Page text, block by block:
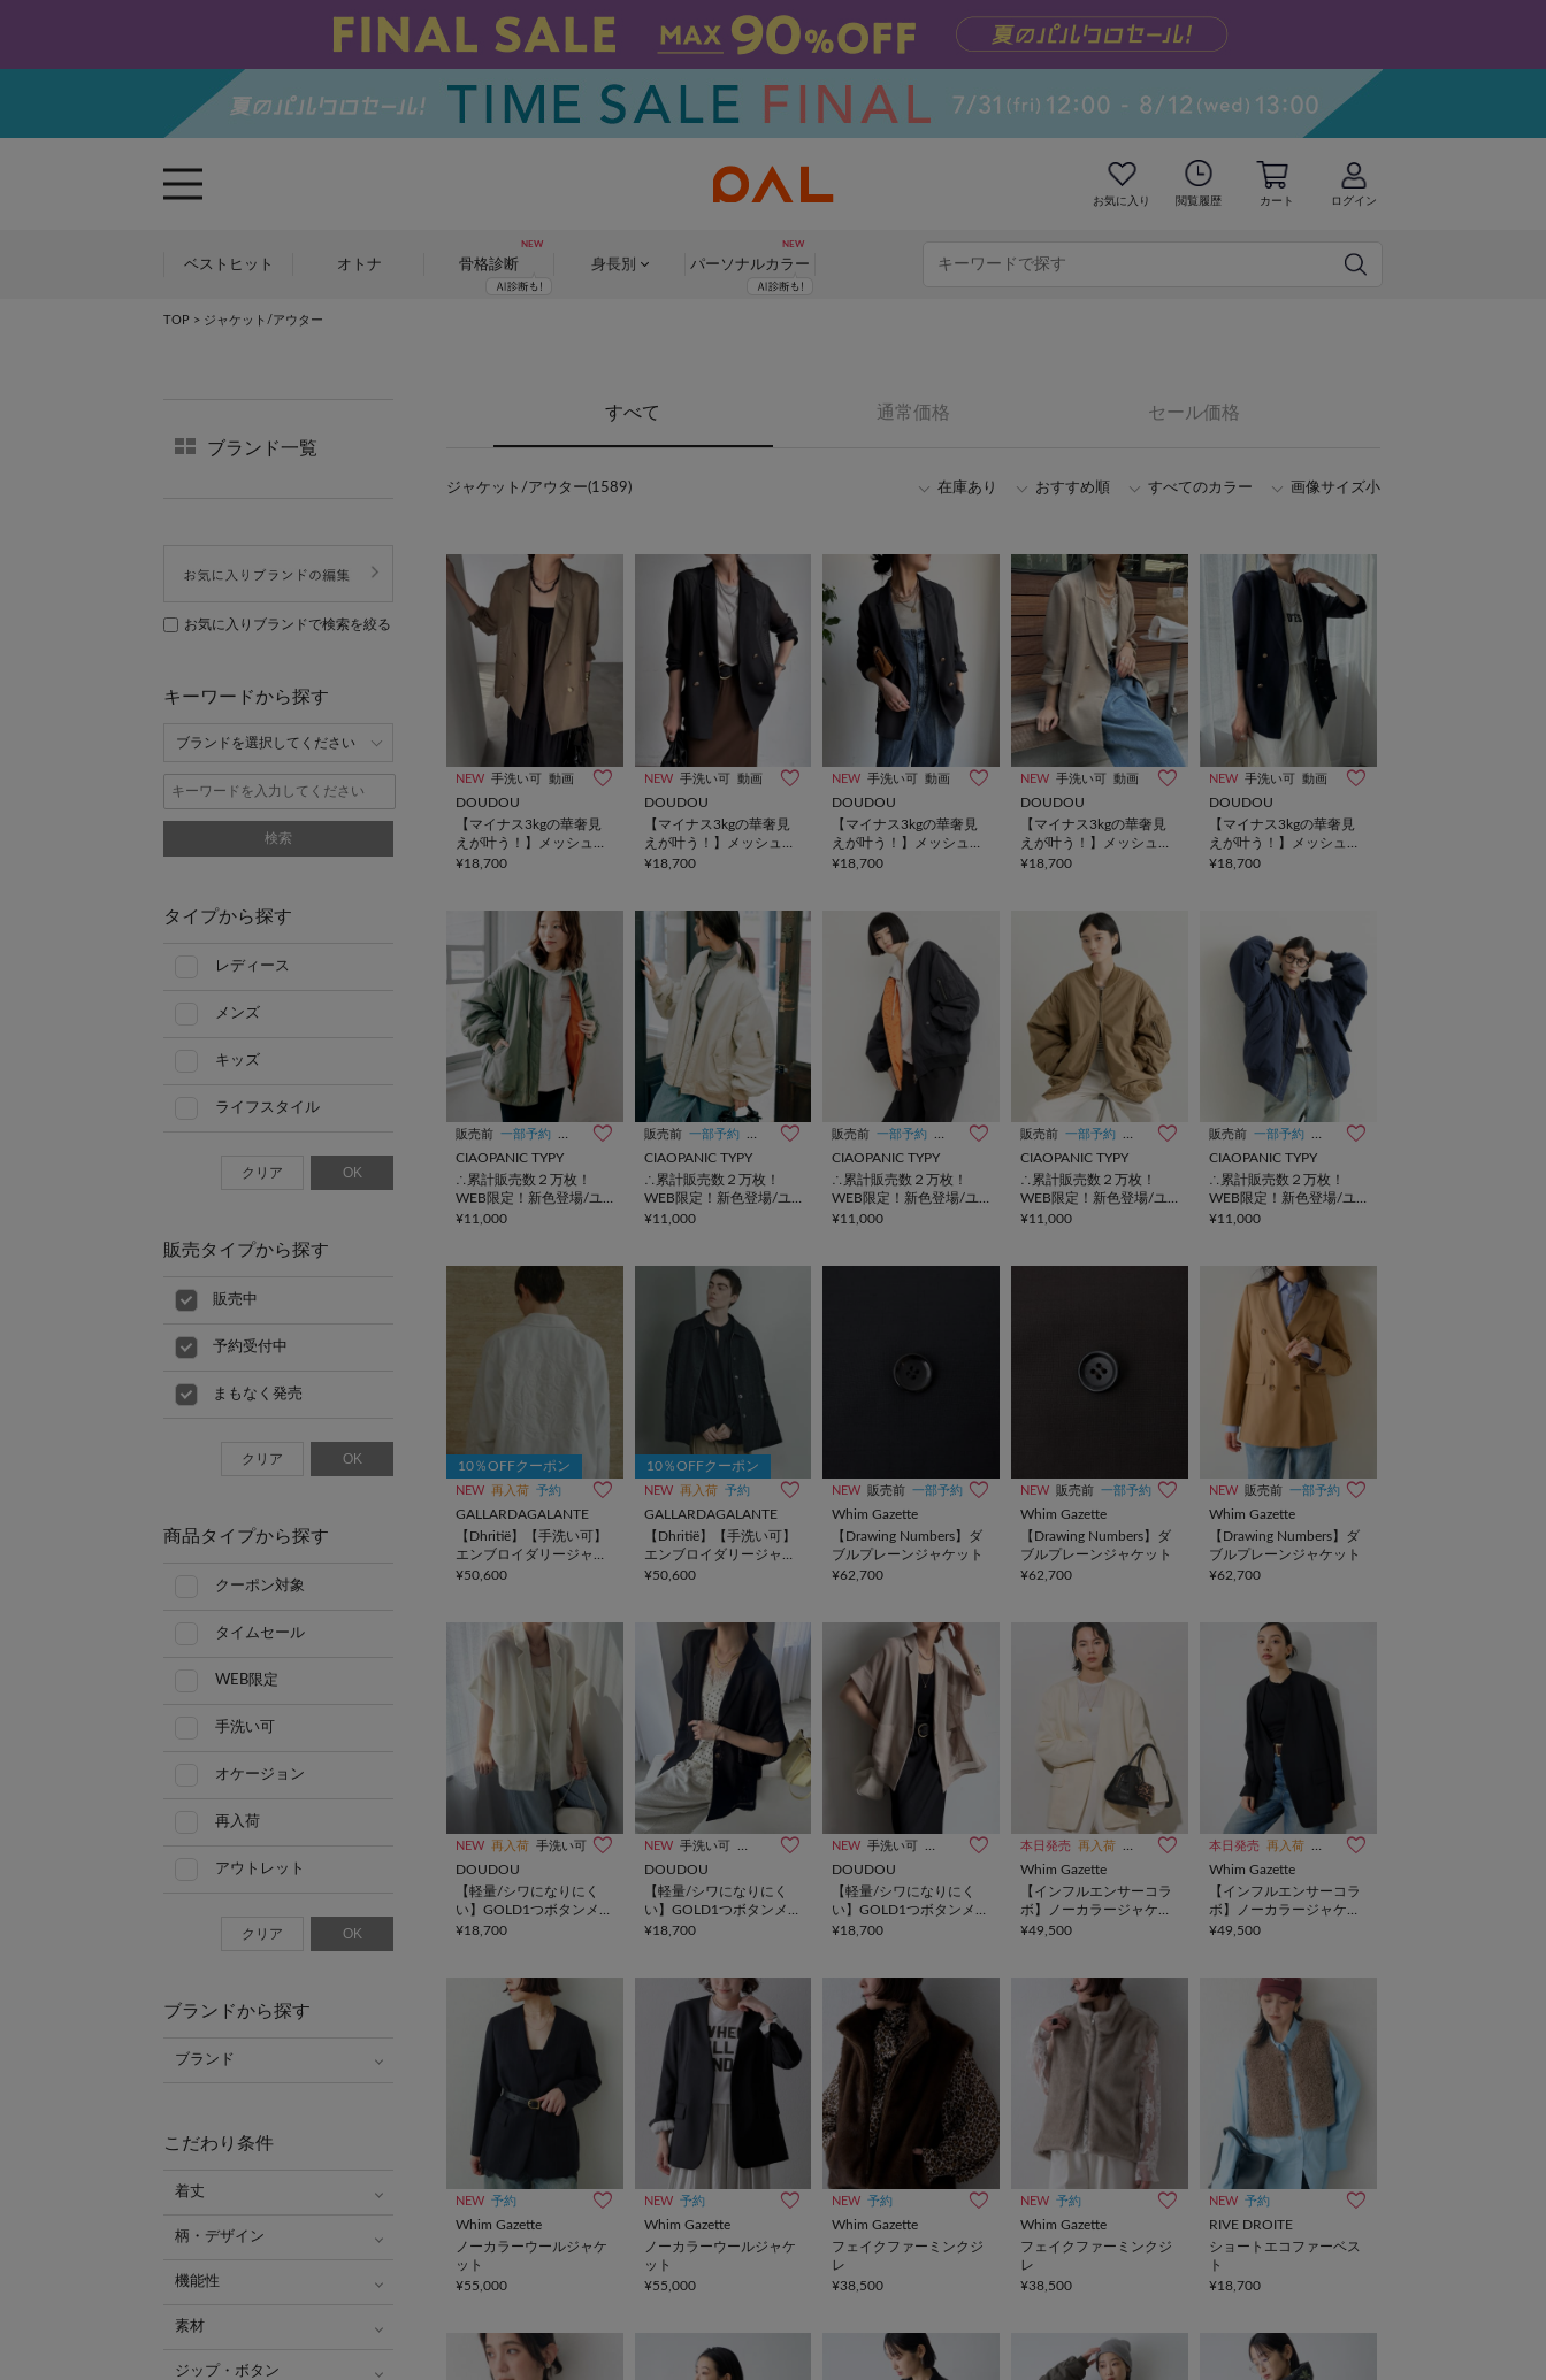
お気に入り 閲覧履歴 カート ログイン
ベストヒット オトナ 骨格診断 身長別 パーソナルカラー
TOP > ジャケット/アウター
すべて 通常価格 セール価格
ジャケット/アウター(1589) 在庫あり おすすめ順 すべてのカラー 画像サイズ小
NEW 手洗い可 動画
DOUDOU
【マイナス3kgの華奢見
えが叶う！】メッシュダ
ブルジャケット
¥18,700
NEW 手洗い可 動画
DOUDOU
【マイナス3kgの華奢見
えが叶う！】メッシュダ
ブルジャケット
¥18,700
NEW 手洗い可 動画
DOUDOU
【マイナス3kgの華奢見
えが叶う！】メッシュダ
ブルジャケット
¥18,700
NEW 手洗い可 動画
DOUDOU
【マイナス3kgの華奢見
えが叶う！】メッシュダ
ブルジャケット
¥18,700
NEW 手洗い可 動画
DOUDOU
【マイナス3kgの華奢見
えが叶う！】メッシュダ
ブルジャケット
¥18,700
販売前 一部予約 UNISEX
CIAOPANIC TYPY
∴累計販売数２万枚！
WEB限定！新色登場/ユ
ニセックスボリュームス
¥11,000
販売前 一部予約 UNISEX
CIAOPANIC TYPY
∴累計販売数２万枚！
WEB限定！新色登場/ユ
ニセックスボリュームス
¥11,000
販売前 一部予約 UNISEX
CIAOPANIC TYPY
∴累計販売数２万枚！
WEB限定！新色登場/ユ
ニセックスボリュームス
¥11,000
販売前 一部予約 UNISEX
CIAOPANIC TYPY
∴累計販売数２万枚！
WEB限定！新色登場/ユ
ニセックスボリュームス
¥11,000
販売前 一部予約 UNISEX
CIAOPANIC TYPY
∴累計販売数２万枚！
WEB限定！新色登場/ユ
ニセックスボリュームス
¥11,000
10％OFFクーポン
NEW 再入荷 予約
GALLARDAGALANTE
【Dhritië】【手洗い可】
エンブロイダリージャケ
ット
¥50,600
10％OFFクーポン
NEW 再入荷 予約
GALLARDAGALANTE
【Dhritië】【手洗い可】
エンブロイダリージャケ
ット
¥50,600
NEW 販売前 一部予約
Whim Gazette
【Drawing Numbers】ダ
ブルプレーンジャケット
¥62,700
NEW 販売前 一部予約
Whim Gazette
【Drawing Numbers】ダ
ブルプレーンジャケット
¥62,700
NEW 販売前 一部予約
Whim Gazette
【Drawing Numbers】ダ
ブルプレーンジャケット
¥62,700
NEW 再入荷 手洗い可
DOUDOU
【軽量/シワになりにく
い】GOLD1つボタンメッ
シュ半袖ジャケット
¥18,700
NEW 手洗い可 オケージョン
DOUDOU
【軽量/シワになりにく
い】GOLD1つボタンメッ
シュ半袖ジャケット
¥18,700
NEW 手洗い可 オケージョン
DOUDOU
【軽量/シワになりにく
い】GOLD1つボタンメッ
シュ半袖ジャケット
¥18,700
本日発売 再入荷 インフルエンサー企画
Whim Gazette
【インフルエンサーコラ
ボ】ノーカラージャケッ
ト
¥49,500
本日発売 再入荷 インフルエンサー企画
Whim Gazette
【インフルエンサーコラ
ボ】ノーカラージャケッ
ト
¥49,500
NEW 予約
Whim Gazette
ノーカラーウールジャケ
ット
¥55,000
NEW 予約
Whim Gazette
ノーカラーウールジャケ
ット
¥55,000
NEW 予約
Whim Gazette
フェイクファーミンクジ
レ
¥38,500
NEW 予約
Whim Gazette
フェイクファーミンクジ
レ
¥38,500
NEW 予約
RIVE DROITE
ショートエコファーベス
ト
¥18,700
ブランド一覧
お気に入りブランドで検索を絞る
キーワードから探す
検索
タイプから探す
レディース
メンズ
キッズ
ライフスタイル
クリア OK
販売タイプから探す
販売中
予約受付中
まもなく発売
クリア OK
商品タイプから探す
クーポン対象
タイムセール
WEB限定
手洗い可
オケージョン
再入荷
アウトレット
クリア OK
ブランドから探す
ブランド
こだわり条件
着丈
柄・デザイン
機能性
素材
ジップ・ボタン